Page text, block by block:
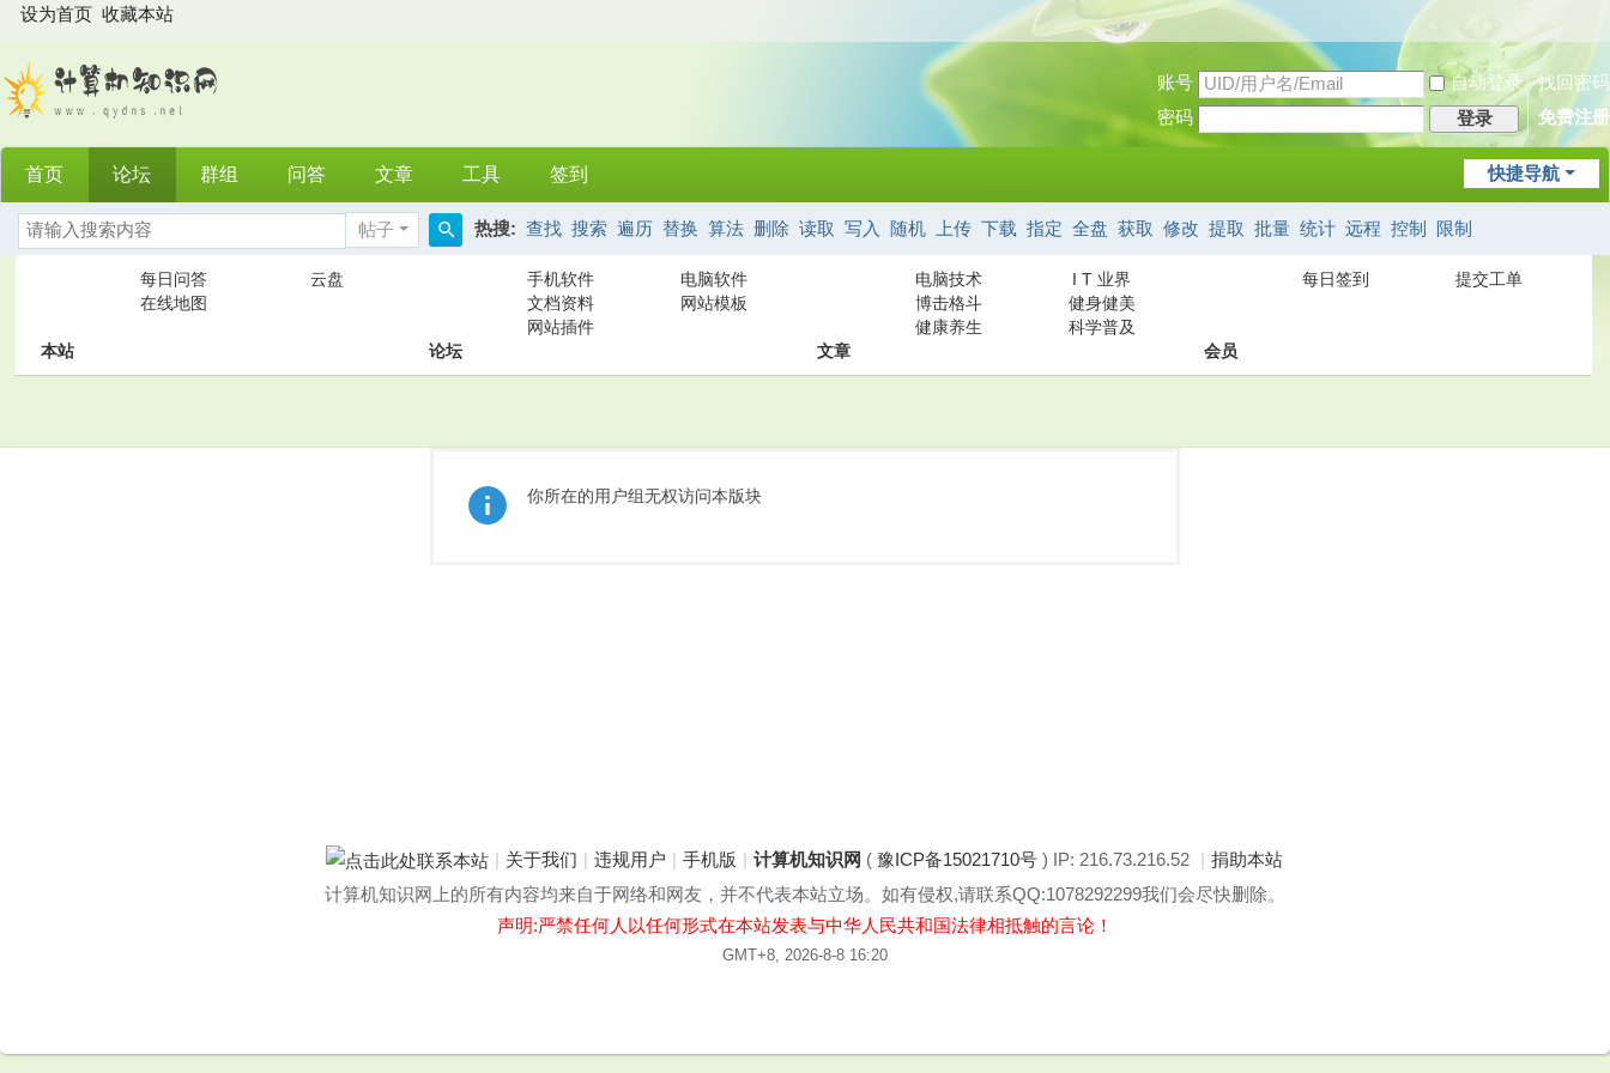
设为首页 收藏本站
账号 自动登录
找回密码
密码
登录 免费注册
快捷导航
首页 论坛 群组 问答 文章 工具 签到
帖子 热搜: 查找 搜索 遍历 替换 算法 删除 读取 写入 随机 上传 下载 指定 全盘 获取 修改 提取 批量 统计 远程 控制 限制
本站
每日问答
云盘
在线地图
论坛
手机软件
电脑软件
文档资料
网站模板
网站插件
文章
电脑技术
I T 业界
博击格斗
健身健美
健康养生
科学普及
会员
每日签到 提交工单
你所在的用户组无权访问本版块
关于我们 违规用户 手机版 计算机知识网 (豫ICP备15021710号 ) IP: 216.73.216.52
捐助本站
计算机知识网上的所有内容均来自于网络和网友，并不代表本站立场。如有侵权,请联系QQ:1078292299我们会尽快删除。
声明:严禁任何人以任何形式在本站发表与中华人民共和国法律相抵触的言论！
GMT+8, 2026-8-8 16:20